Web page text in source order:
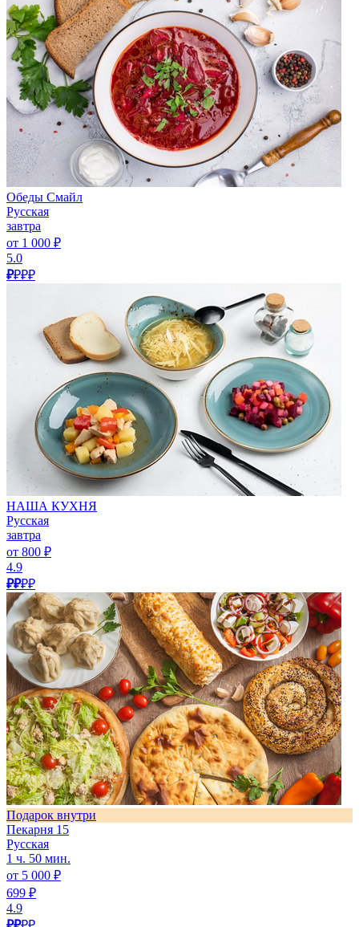
Обеды Смайл
Русская
завтра
от 1 000 ₽
5.0
₽₽₽₽
НАША КУХНЯ
Русская
завтра
от 800 ₽
4.9
₽₽₽₽
Подарок внутри
Пекарня 15
Русская
1 ч. 50 мин.
от 5 000 ₽
699 ₽
4.9